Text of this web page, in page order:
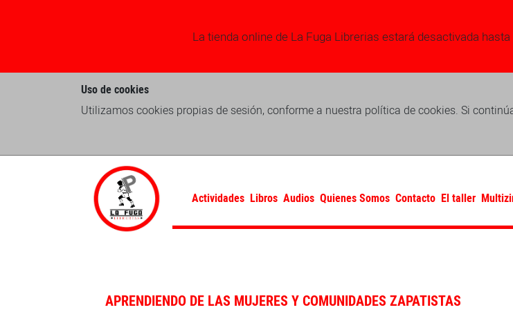
La tienda online de La Fuga Librerias estará desactivada
Uso de cookies
Utilizamos cookies propias de sesión, conforme a nuestra política de cookies. Si
Actividades Libros Audios Quienes Somos Contacto El taller
APRENDIENDO DE LAS MUJERES Y COMUNIDADES ZAPATISTAS